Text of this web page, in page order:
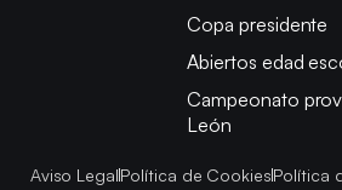
Copa presidente
Abiertos edad
Campeonato
León
Aviso LegalPolítica de CookiesPolítica